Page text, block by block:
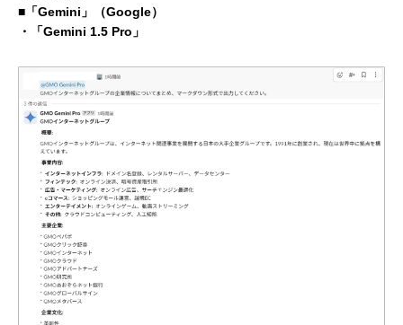
■「Gemini」（Google）
・「Gemini 1.5 Pro」